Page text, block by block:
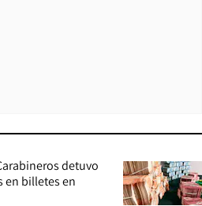
detuvo
en billetes en